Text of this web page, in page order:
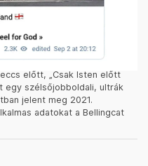
előtt, „Csak Isten előtt
egy szélsőjobboldali, ultrák
jelent meg 2021.
adatokat a Bellingcat